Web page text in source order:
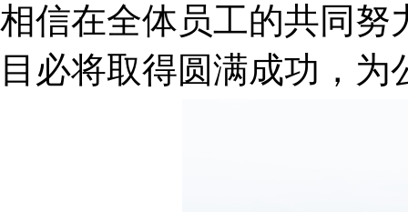
相信在全体员工的共同努
目必将取得圆满成功，